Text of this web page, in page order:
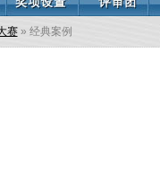
赛» 经典案例